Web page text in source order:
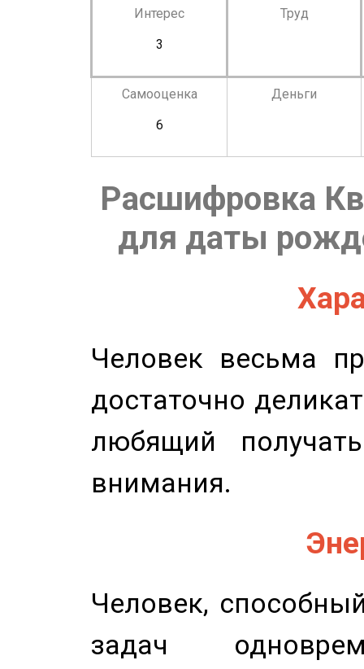
Интерес
3
Труд
Самооценка
6
Деньги
Расшифровка
для даты
Человек весьма
достаточно
любящий
внимания.
Человек,
задач